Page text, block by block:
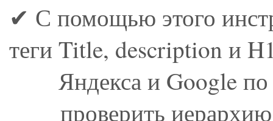
✔ С помощью этого
теги Title, description и
Яндекса и Google
проверить